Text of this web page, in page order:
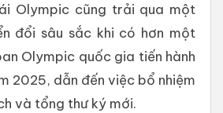
Olympic cũng trải qua một
đổi sâu sắc khi có hơn một
Olympic quốc gia tiến hành
2025, dẫn đến việc bổ nhiệm
và tổng thư ký mới.